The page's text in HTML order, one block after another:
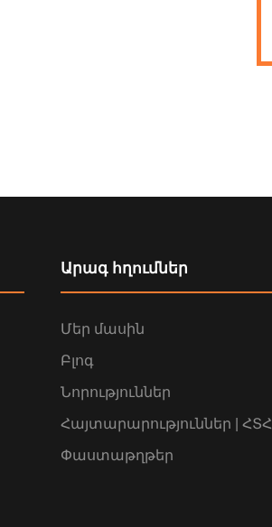
Արագ հղումներ
Մեր մասին
Բլոգ
Նորություններ
Հայտարարություններ | ՀՏՀ
Փաստաթղթեր